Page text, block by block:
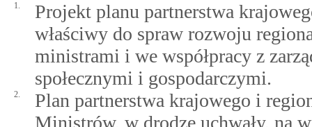
1.
Projekt planu partnerstwa
właściwy do spraw rozwoju
ministrami i we współpracy z
społecznymi i gospodarczymi.
2.
Plan partnerstwa krajowego i
Ministrów, w drodze uchwały, na